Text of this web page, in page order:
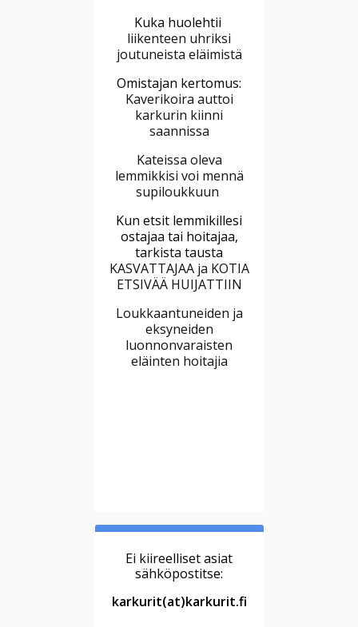
Kuka huolehtii
liikenteen uhriksi
joutuneista eläimistä
Omistajan kertomus:
Kaverikoira auttoi
karkurin kiinni
saannissa
Kateissa oleva
lemmikkisi voi mennä
supiloukkuun
Kun etsit lemmikillesi
ostajaa tai hoitajaa,
tarkista tausta
KASVATTAJAA ja KOTIA
ETSIVÄÄ HUIJATTIIN
Loukkaantuneiden ja
eksyneiden
luonnonvaraisten
eläinten hoitajia
Ei kiireelliset asiat
sähköpostitse:
karkurit(at)karkurit.fi